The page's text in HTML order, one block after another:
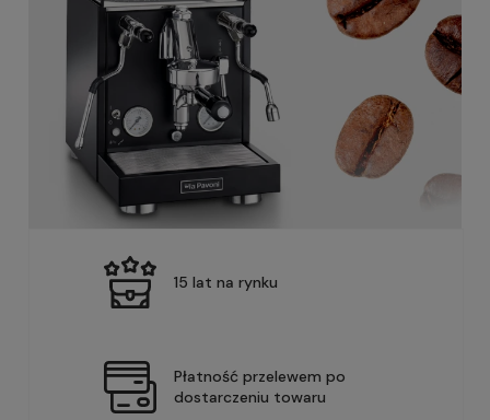
15 lat na rynku
Płatność przelewem po
dostarczeniu towaru